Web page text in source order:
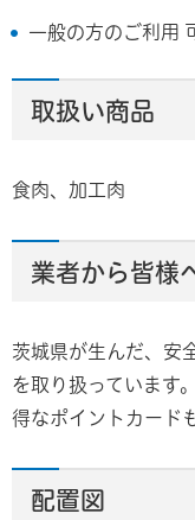
一般の方のご利用
取扱い商品
食肉、加工肉
業者から皆様
茨城県が生んだ、安
を取り扱っています
得なポイントカード
配置図